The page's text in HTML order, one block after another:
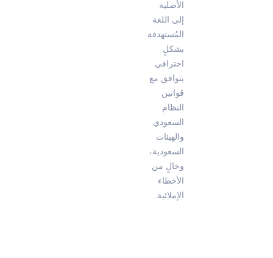
الأصلية
إلى اللغة
المُستهدفة
بشكلٍ
احترافي
يتوافق مع
قوانين
النظام
السعودي
والهيئات
السعودية،
وخالٍ من
الأخطاء
الإملائية.